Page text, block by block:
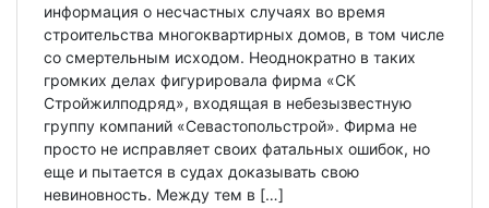
информация о несчастных случаях во время
строительства многоквартирных домов, в том числе
со смертельным исходом. Неоднократно в таких
громких делах фигурировала фирма «СК
Стройжилподряд», входящая в небезызвестную
группу компаний «Севастопольстрой». Фирма не
просто не исправляет своих фатальных ошибок, но
еще и пытается в судах доказывать свою
невиновность. Между тем в […]